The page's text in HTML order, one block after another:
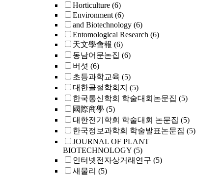
Horticulture (6)
Environment (6)
and Biotechnology (6)
Entomological Research (6)
天文學會報 (6)
동남어문논집 (6)
버섯 (6)
초등과학교육 (5)
대한골절학회지 (5)
한국통신학회 학술대회논문집 (5)
國際商學 (5)
대한전기학회 학술대회 논문집 (5)
한국정보과학회 학술발표논문집 (5)
JOURNAL OF PLANT
BIOTECHNOLOGY (5)
인터넷전자상거래연구 (5)
새물리 (5)